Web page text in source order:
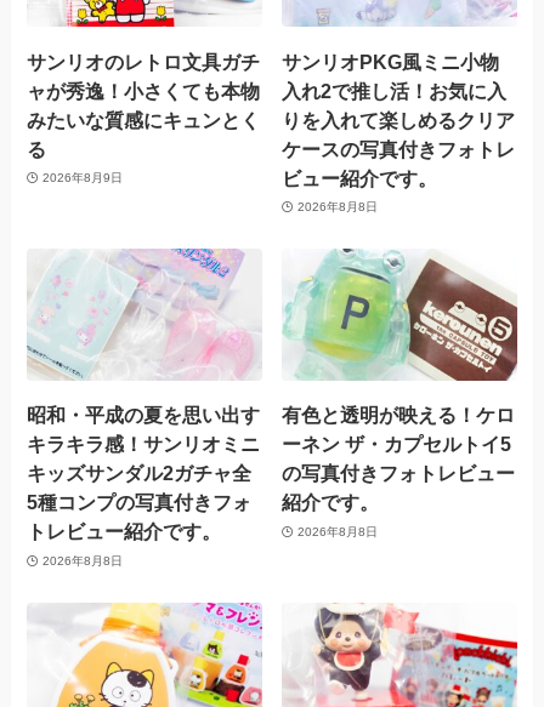
サンリオのレトロ文具ガチ
ャが秀逸！小さくても本物
みたいな質感にキュンとく
る
2026年8月9日
サンリオPKG風ミニ小物
入れ2で推し活！お気に入
りを入れて楽しめるクリア
ケースの写真付きフォトレ
ビュー紹介です。
2026年8月8日
昭和・平成の夏を思い出す
キラキラ感！サンリオミニ
キッズサンダル2ガチャ全
5種コンプの写真付きフォ
トレビュー紹介です。
2026年8月8日
有色と透明が映える！ケロ
ーネン ザ・カプセルトイ5
の写真付きフォトレビュー
紹介です。
2026年8月8日